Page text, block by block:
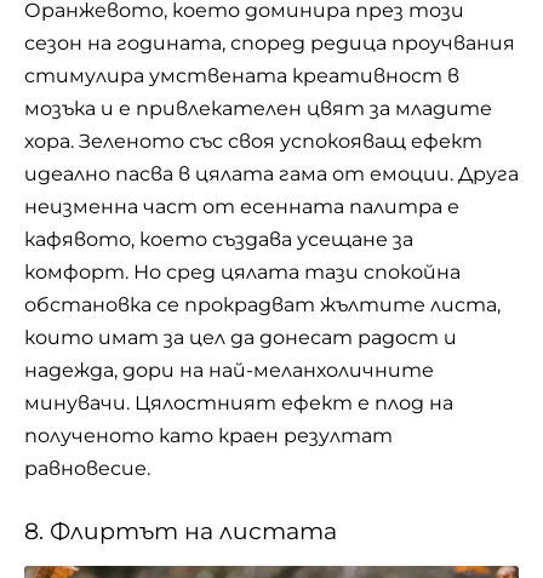
Оранжевото, което доминира през този
сезон на годината, според редица проучвания
стимулира умствената креативност в
мозъка и е привлекателен цвят за младите
хора. Зеленото със своя успокояващ ефект
идеално пасва в цялата гама от емоции. Друга
неизменна част от есенната палитра е
кафявото, което създава усещане за
комфорт. Но сред цялата тази спокойна
обстановка се прокрадват жълтите листа,
които имат за цел да донесат радост и
надежда, дори на най-меланхоличните
минувачи. Цялостният ефект е плод на
полученото като краен резултат
равновесие.
8. Флиртът на листата